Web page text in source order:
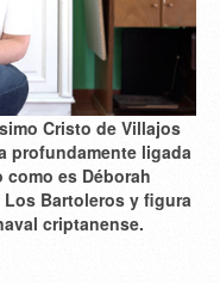
Cristo de Villajos
profundamente ligada
como es Déborah
Los Bartoleros y figura
criptanense.